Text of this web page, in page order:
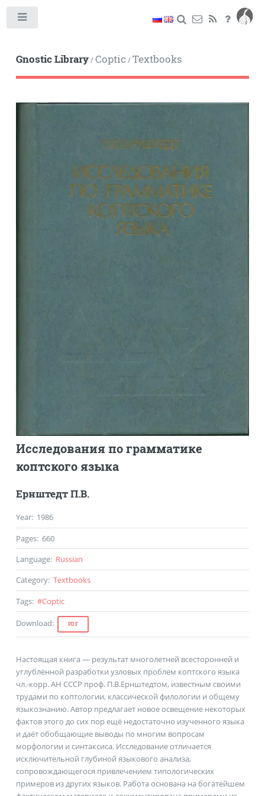
Gnostic Library/Coptic/Textbooks
Исследования по грамматике
коптского языка
Ернштедт П.В.
Year: 1986
Pages: 660
Language: Russian
Category: Textbooks
Tags: #Coptic
Download: PDF
Настоящая книга — результат многолетней всесторонней и
углублённой разработки узловых проблем коптского языка
чл.-корр. АН СССР проф. П.В.Ернштедтом, известным своими
трудами по коптологии, классической филологии и общему
языкознанию. Автор предлагает новое освещение некоторых
фактов этого до сих пор ещё недостаточно изученного языка
и даёт обобщающие выводы по многим вопросам
морфологии и синтаксиса. Исследование отличается
исключительной глубиной языкового анализа,
сопровождающегося привлечением типологических
примеров из других языков. Работа основана на богатейшем